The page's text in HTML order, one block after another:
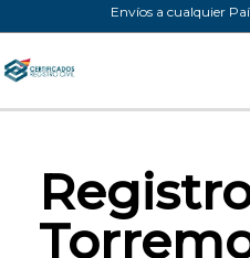
al
contenido
Envíos a cualquier